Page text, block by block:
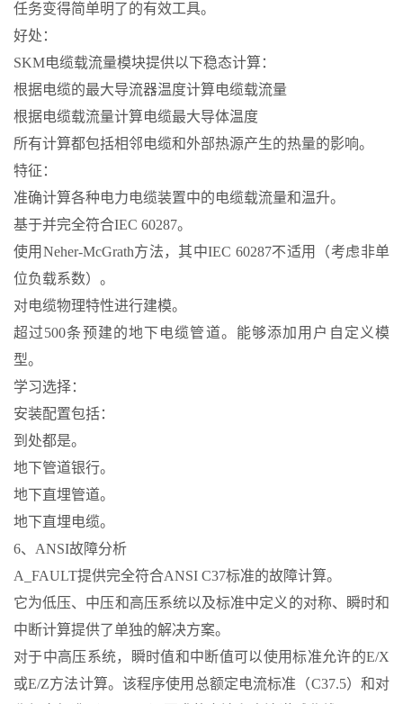
任务变得简单明了的有效工具。
好处：
SKM电缆载流量模块提供以下稳态计算：
根据电缆的最大导流器温度计算电缆载流量
根据电缆载流量计算电缆最大导体温度
所有计算都包括相邻电缆和外部热源产生的热量的影响。
特征：
准确计算各种电力电缆装置中的电缆载流量和温升。
基于并完全符合IEC 60287。
使用Neher-McGrath方法，其中IEC 60287不适用（考虑非单
位负载系数）。
对电缆物理特性进行建模。
超过500条预建的地下电缆管道。能够添加用户自定义模
型。
学习选择：
安装配置包括：
到处都是。
地下管道银行。
地下直埋管道。
地下直埋电缆。
6、ANSI故障分析
A_FAULT提供完全符合ANSI C37标准的故障计算。
它为低压、中压和高压系统以及标准中定义的对称、瞬时和
中断计算提供了单独的解决方案。
对于中高压系统，瞬时值和中断值可以使用标准允许的E/X
或E/Z方法计算。该程序使用总额定电流标准（C37.5）和对